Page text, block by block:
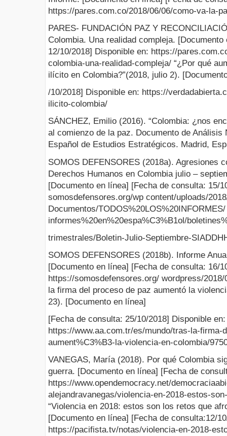
https://pares.com.co/2018/06/06/como-va-la-
PARES- FUNDACIÓN PAZ Y
Colombia. Una realidad compleja.
12/10/2018] Disponible en: https://
colombia-una-realidad-compleja/ “¿Por qué
ilícito en Colombia?”(2018, julio 2).
/10/2018] Disponible en: https://
ilicito-colombia/
SÁNCHEZ, Emilio (2016). “Colombia: ¿nos
al comienzo de la paz. Documento de Análisis
Español de Estudios Estratégicos. Madrid,
SOMOS DEFENSORES (2018a). Agresiones
Derechos Humanos en Colombia julio –
[Documento en línea] [Fecha de consulta: 15/
somosdefensores.org/wp content/uploads/
Documentos/TODOS%20LOS%20INFORMES/
informes%20en%20espa%C3%B1ol/
trimestrales/Boletin-Julio-Septiembre-
SOMOS DEFENSORES (2018b). Informe
[Documento en línea] [Fecha de consulta: 16/
https://somosdefensores.org/ wordpress/
la firma del proceso de paz aumentó la
23). [Documento en línea]
[Fecha de consulta: 25/10/2018] Disponible en:
https://www.aa.com.tr/es/mundo/tras-la-firma-
aument%C3%B3-la-violencia-en-colombia/
VANEGAS, María (2018). Por qué Colombia
guerra. [Documento en línea] [Fecha de
https://www.opendemocracy.net/
alejandravanegas/violencia-en-2018-estos-
“Violencia en 2018: estos son los retos que
[Documento en línea] [Fecha de consulta:12/
https://pacifista.tv/notas/violencia-en-2018-